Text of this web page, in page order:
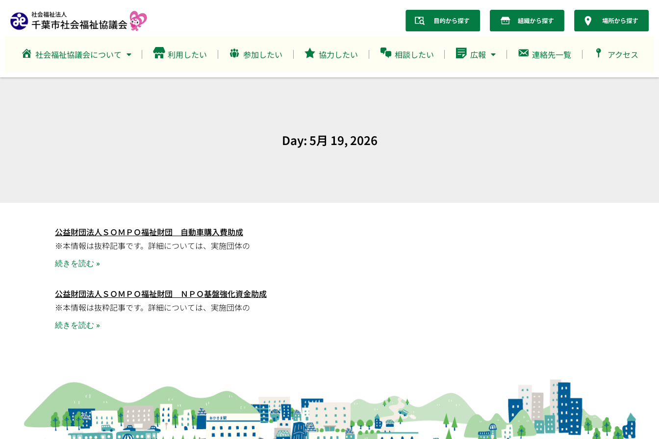
社会福祉協議会について 利用したい 参加したい 協力したい 相談したい 広報 連絡先一覧 アクセス
Day: 5月 19, 2026
公益財団法人ＳＯＭＰＯ福祉財団 自動車購入費助成
※本情報は抜粋記事です。詳細については、実施団体の
続きを読む »
公益財団法人ＳＯＭＰＯ福祉財団 ＮＰＯ基盤強化資金助成
※本情報は抜粋記事です。詳細については、実施団体の
続きを読む »